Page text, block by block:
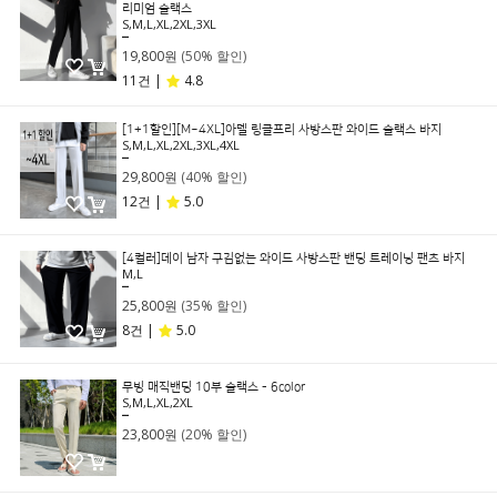
리미엄 슬랙스
S,M,L,XL,2XL,3XL
19,800원 (50% 할인)
11건 |
4.8
[1+1할인][M~4XL]아델 링클프리 사방스판 와이드 슬랙스 바지
S,M,L,XL,2XL,3XL,4XL
29,800원 (40% 할인)
12건 |
5.0
[4컬러]데이 남자 구김없는 와이드 사방스판 밴딩 트레이닝 팬츠 바지
M,L
25,800원 (35% 할인)
8건 |
5.0
무빙 매직밴딩 10부 슬랙스 - 6color
S,M,L,XL,2XL
23,800원 (20% 할인)